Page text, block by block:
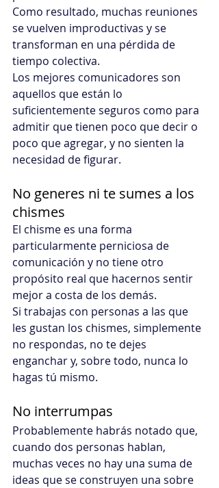
Como resultado, muchas reuniones
se vuelven improductivas y se
transforman en una pérdida de
tiempo colectiva.
Los mejores comunicadores son
aquellos que están lo
suficientemente seguros como para
admitir que tienen poco que decir o
poco que agregar, y no sienten la
necesidad de figurar.
No generes ni te sumes a los
chismes
El chisme es una forma
particularmente perniciosa de
comunicación y no tiene otro
propósito real que hacernos sentir
mejor a costa de los demás.
Si trabajas con personas a las que
les gustan los chismes, simplemente
no respondas, no te dejes
enganchar y, sobre todo, nunca lo
hagas tú mismo.
No interrumpas
Probablemente habrás notado que,
cuando dos personas hablan,
muchas veces no hay una suma de
ideas que se construyen una sobre